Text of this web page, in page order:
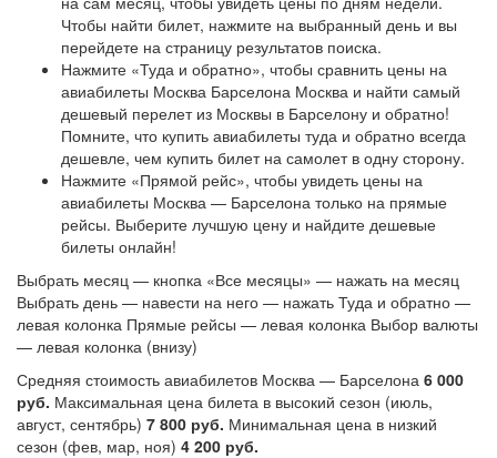
Чтобы найти билет, нажмите на выбранный день и вы
перейдете на страницу результатов поиска.
Нажмите «Туда и обратно», чтобы сравнить цены на
авиабилеты Москва Барселона Москва и найти самый
дешевый перелет из Москвы в Барселону и обратно!
Помните, что купить авиабилеты туда и обратно всегда
дешевле, чем купить билет на самолет в одну сторону.
Нажмите «Прямой рейс», чтобы увидеть цены на
авиабилеты Москва — Барселона только на прямые
рейсы. Выберите лучшую цену и найдите дешевые
билеты онлайн!
Выбрать месяц — кнопка «Все месяцы» — нажать на месяц
Выбрать день — навести на него — нажать Туда и обратно —
левая колонка Прямые рейсы — левая колонка Выбор валюты
— левая колонка (внизу)
Средняя стоимость авиабилетов Москва — Барселона 6 000
руб. Максимальная цена билета в высокий сезон (июль,
август, сентябрь) 7 800 руб. Минимальная цена в низкий
сезон (фев, мар, ноя) 4 200 руб.